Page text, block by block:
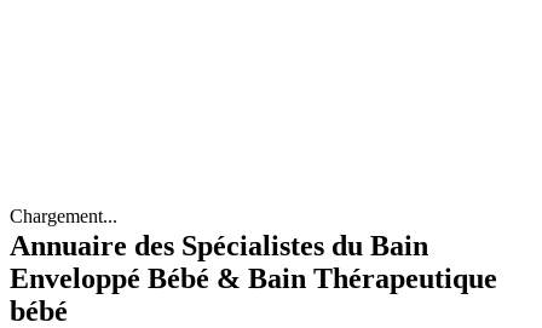
Chargement...
Annuaire des Spécialistes du Bain
Enveloppé Bébé & Bain Thérapeutique
bébé